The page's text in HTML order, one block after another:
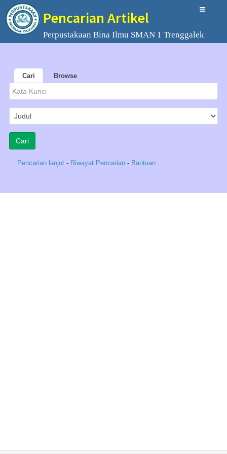
Pencarian Artikel
Perpustakaan Bina Ilmu SMAN 1 Trenggalek
Cari Browse
Pencarian lanjut - Riwayat Pencarian - Bantuan